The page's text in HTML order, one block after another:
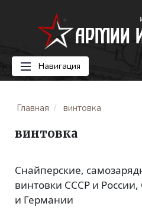
Навигация
Главная винтовка
винтовка
Снайперские,
винтовки СССР и
и Германии